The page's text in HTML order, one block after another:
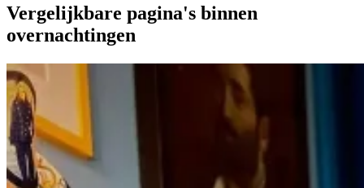
Vergelijkbare pagina's binnen
overnachtingen